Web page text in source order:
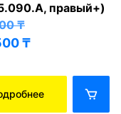
правый+)
₸
₸